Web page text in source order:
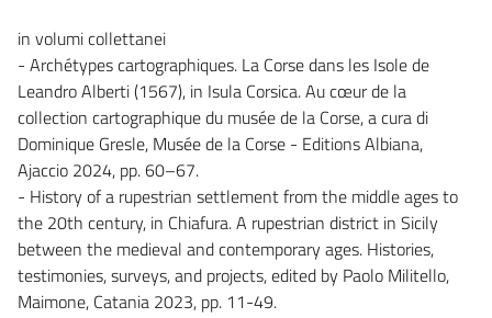
in volumi collettanei
- Archétypes cartographiques. La Corse dans les Isole de
Leandro Alberti (1567), in Isula Corsica. Au cœur de la
collection cartographique du musée de la Corse, a cura di
Dominique Gresle, Musée de la Corse - Editions Albiana,
Ajaccio 2024, pp. 60–67.
- History of a rupestrian settlement from the middle ages to
the 20th century, in Chiafura. A rupestrian district in Sicily
between the medieval and contemporary ages. Histories,
testimonies, surveys, and projects, edited by Paolo Militello,
Maimone, Catania 2023, pp. 11-49.